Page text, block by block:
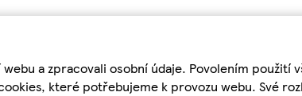
a zpracovali osobní údaje. Povolením použití
které potřebujeme k provozu webu. Své